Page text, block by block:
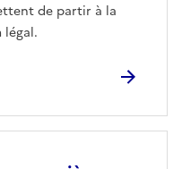
de partir à la